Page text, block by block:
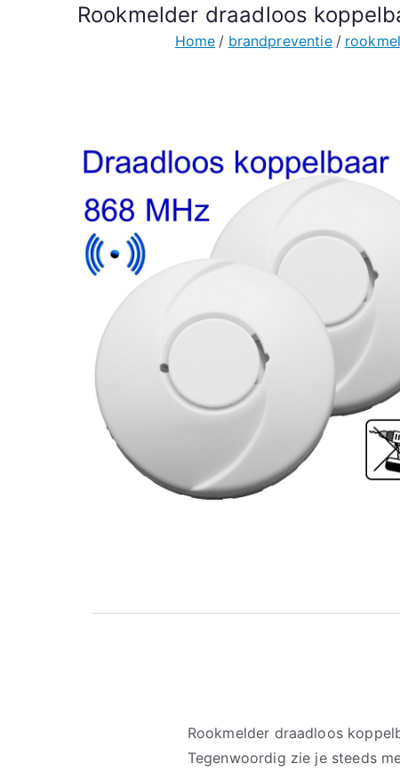
Rookmelder draadloos
Home brandpreventie
Rookmelder draadloos
Tegenwoordig zie je steeds